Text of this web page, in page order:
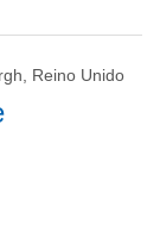
Reino Unido